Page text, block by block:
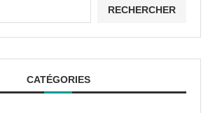
RECHERCHER
CATÉGORIES